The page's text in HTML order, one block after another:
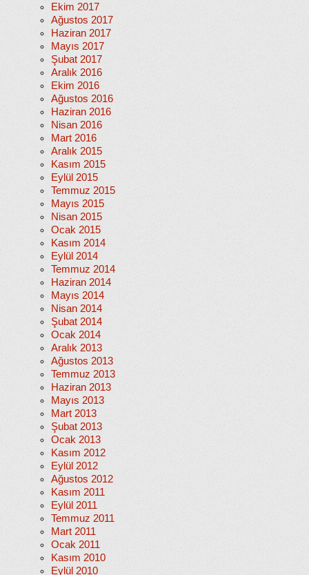
Ekim 2017
Ağustos 2017
Haziran 2017
Mayıs 2017
Şubat 2017
Aralık 2016
Ekim 2016
Ağustos 2016
Haziran 2016
Nisan 2016
Mart 2016
Aralık 2015
Kasım 2015
Eylül 2015
Temmuz 2015
Mayıs 2015
Nisan 2015
Ocak 2015
Kasım 2014
Eylül 2014
Temmuz 2014
Haziran 2014
Mayıs 2014
Nisan 2014
Şubat 2014
Ocak 2014
Aralık 2013
Ağustos 2013
Temmuz 2013
Haziran 2013
Mayıs 2013
Mart 2013
Şubat 2013
Ocak 2013
Kasım 2012
Eylül 2012
Ağustos 2012
Kasım 2011
Eylül 2011
Temmuz 2011
Mart 2011
Ocak 2011
Kasım 2010
Eylül 2010